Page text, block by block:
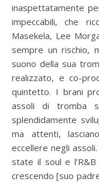
inaspettatamente
impeccabili, che
Masekela, Lee
sempre un rischio,
suono della sua
realizzato, e co-
quintetto. I brani
assoli di tromba
splendidamente
ma attenti,
eccellere negli
state il soul e
crescendo [suo